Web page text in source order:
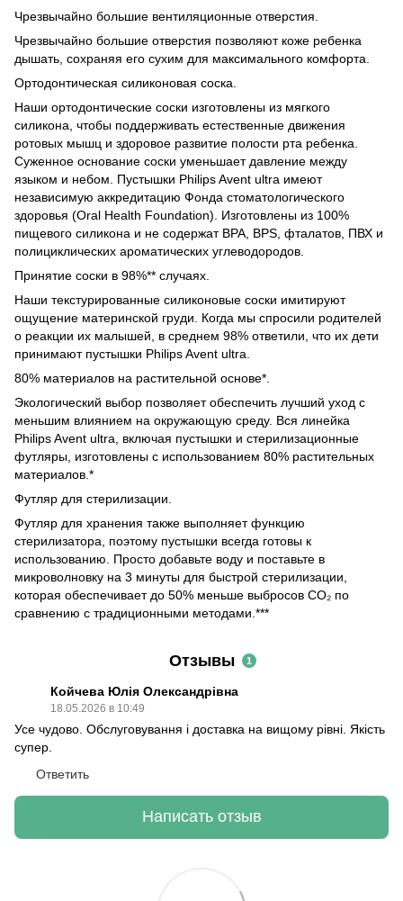
Чрезвычайно большие вентиляционные отверстия.
Чрезвычайно большие отверстия позволяют коже ребенка
дышать, сохраняя его сухим для максимального комфорта.
Ортодонтическая силиконовая соска.
Наши ортодонтические соски изготовлены из мягкого
силикона, чтобы поддерживать естественные движения
ротовых мышц и здоровое развитие полости рта ребенка.
Суженное основание соски уменьшает давление между
языком и небом. Пустышки Philips Avent ultra имеют
независимую аккредитацию Фонда стоматологического
здоровья (Oral Health Foundation). Изготовлены из 100%
пищевого силикона и не содержат BPA, BPS, фталатов, ПВХ и
полициклических ароматических углеводородов.
Принятие соски в 98%** случаях.
Наши текстурированные силиконовые соски имитируют
ощущение материнской груди. Когда мы спросили родителей
о реакции их малышей, в среднем 98% ответили, что их дети
принимают пустышки Philips Avent ultra.
80% материалов на растительной основе*.
Экологический выбор позволяет обеспечить лучший уход с
меньшим влиянием на окружающую среду. Вся линейка
Philips Avent ultra, включая пустышки и стерилизационные
футляры, изготовлены с использованием 80% растительных
материалов.*
Футляр для стерилизации.
Футляр для хранения также выполняет функцию
стерилизатора, поэтому пустышки всегда готовы к
использованию. Просто добавьте воду и поставьте в
микроволновку на 3 минуты для быстрой стерилизации,
которая обеспечивает до 50% меньше выбросов CO₂ по
сравнению с традиционными методами.***
Отзывы 1
Койчева Юлія Олександрівна
18.05.2026 в 10:49
Усе чудово. Обслуговування і доставка на вищому рівні. Якість
супер.
Ответить
Написать отзыв